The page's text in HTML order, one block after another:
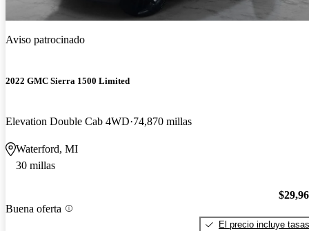
Aviso patrocinado
2022 GMC Sierra 1500 Limited
Elevation Double Cab 4WD 74,870 millas
Waterford, MI
30 millas
Buena oferta
El precio incluye tasas